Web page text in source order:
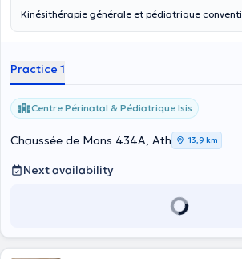
Kinésithérapie générale et pédiatrique
Practice 1
Centre Périnatal & Pédiatrique Isis
Chaussée de Mons 434A, Ath 13,9 km
Next availability